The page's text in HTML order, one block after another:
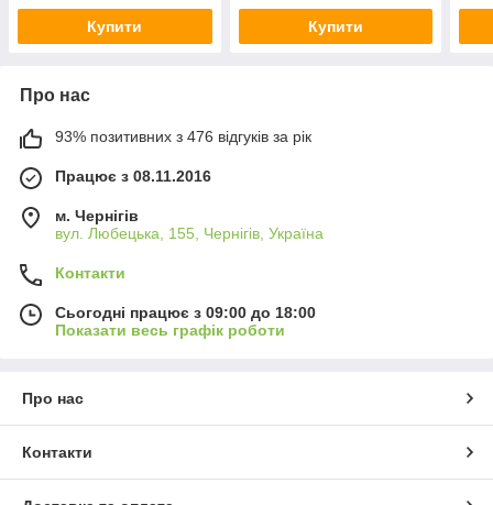
Купити Купити
Про нас
93% позитивних з 476 відгуків за рік
Працює з 08.11.2016
м. Чернігів
вул. Любецька, 155, Чернігів, Україна
Контакти
Сьогодні працює з 09:00 до 18:00
Показати весь графік роботи
Про нас
Контакти